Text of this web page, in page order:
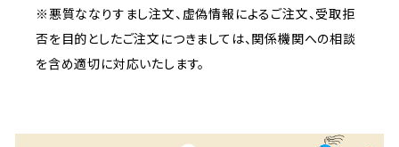
※悪質ななりすまし注文、虚偽情報によるご注文、受取拒
否を目的としたご注文につきましては、関係機関への相談
を含め適切に対応いたします。